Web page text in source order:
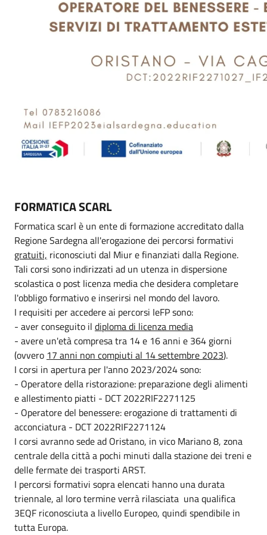
FORMATICA SCARL
Formatica scarl è un ente di formazione accreditato dalla
Regione Sardegna all'erogazione dei percorsi formativi
gratuiti, riconosciuti dal Miur e finanziati dalla Regione.
Tali corsi sono indirizzati ad un utenza in dispersione
scolastica o post licenza media che desidera completare
l'obbligo formativo e inserirsi nel mondo del lavoro.
I requisiti per accedere ai percorsi IeFP sono:
- aver conseguito il diploma di licenza media
- avere un'età compresa tra 14 e 16 anni e 364 giorni
(ovvero 17 anni non compiuti al 14 settembre 2023).
I corsi in apertura per l'anno 2023/2024 sono:
- Operatore della ristorazione: preparazione degli alimenti
e allestimento piatti - DCT 2022RIF2271125
- Operatore del benessere: erogazione di trattamenti di
acconciatura - DCT 2022RIF2271124
I corsi avranno sede ad Oristano, in vico Mariano 8, zona
centrale della città a pochi minuti dalla stazione dei treni e
delle fermate dei trasporti ARST.
I percorsi formativi sopra elencati hanno una durata
triennale, al loro termine verrà rilasciata una qualifica
3EQF riconosciuta a livello Europeo, quindi spendibile in
tutta Europa.